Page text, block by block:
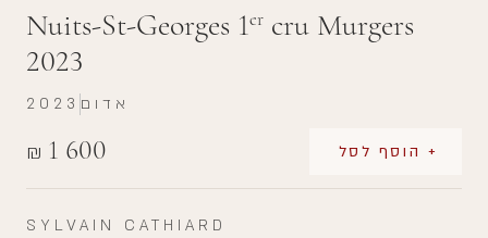
Nuits-St-Georges 1er cru Murgers
2023
₪ 1 600 + הוסף לסל
2023 אדום
SYLVAIN CATHIARD